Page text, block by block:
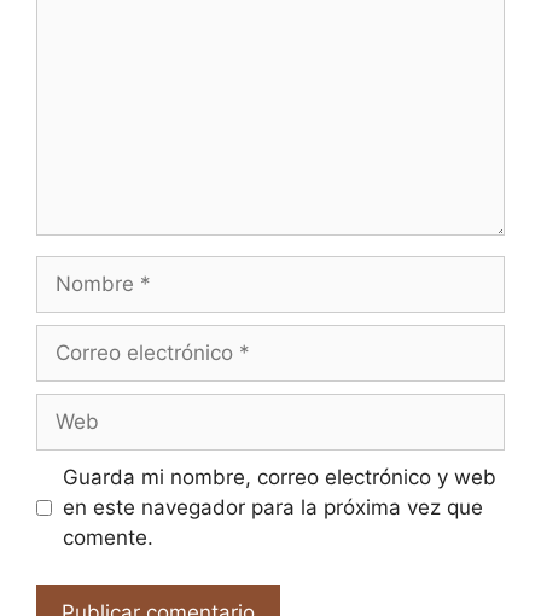
Nombre
Correo
Web
Guarda mi nombre, correo electrónico y web
en este navegador para la próxima vez que
comente.